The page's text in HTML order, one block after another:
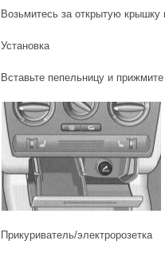
Возьмитесь за открытую крышку
Установка
Вставьте пепельницу и
Прикуриватель/электророзетка